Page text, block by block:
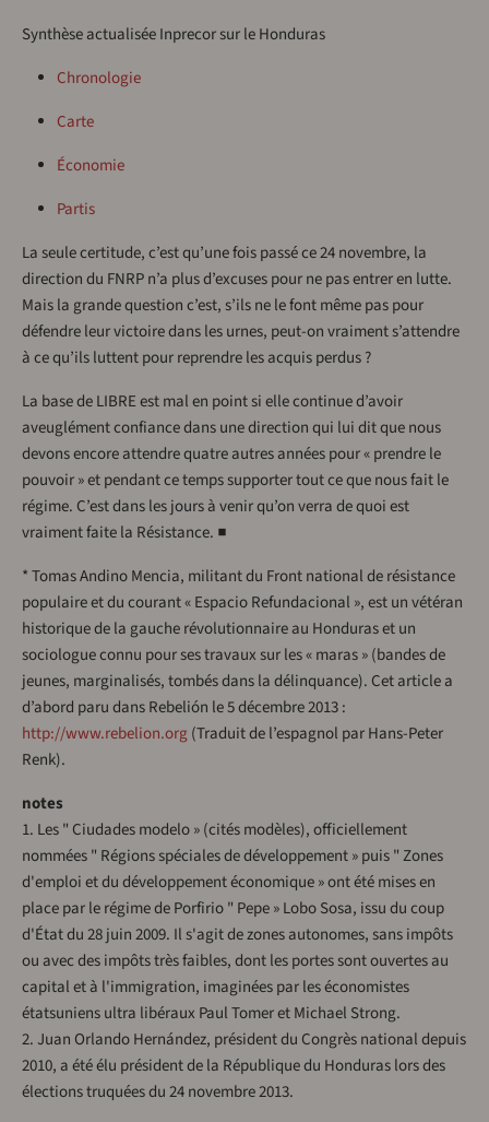
Synthèse actualisée Inprecor sur le Honduras
Chronologie
Carte
Économie
Partis
La seule certitude, c’est qu’une fois passé ce 24 novembre, la
direction du FNRP n’a plus d’excuses pour ne pas entrer en lutte.
Mais la grande question c’est, s’ils ne le font même pas pour
défendre leur victoire dans les urnes, peut-on vraiment s’attendre
à ce qu’ils luttent pour reprendre les acquis perdus ?
La base de LIBRE est mal en point si elle continue d’avoir
aveuglément confiance dans une direction qui lui dit que nous
devons encore attendre quatre autres années pour « prendre le
pouvoir » et pendant ce temps supporter tout ce que nous fait le
régime. C’est dans les jours à venir qu’on verra de quoi est
vraiment faite la Résistance. ■
* Tomas Andino Mencia, militant du Front national de résistance
populaire et du courant « Espacio Refundacional », est un vétéran
historique de la gauche révolutionnaire au Honduras et un
sociologue connu pour ses travaux sur les « maras » (bandes de
jeunes, marginalisés, tombés dans la délinquance). Cet article a
d’abord paru dans Rebelión le 5 décembre 2013 :
http://www.rebelion.org(Traduit de l’espagnol par Hans-Peter
Renk).
notes
1. Les " Ciudades modelo » (cités modèles), officiellement
nommées " Régions spéciales de développement » puis " Zones
d'emploi et du développement économique » ont été mises en
place par le régime de Porfirio " Pepe » Lobo Sosa, issu du coup
d'État du 28 juin 2009. Il s'agit de zones autonomes, sans impôts
ou avec des impôts très faibles, dont les portes sont ouvertes au
capital et à l'immigration, imaginées par les économistes
étatsuniens ultra libéraux Paul Tomer et Michael Strong.
2. Juan Orlando Hernández, président du Congrès national depuis
2010, a été élu président de la République du Honduras lors des
élections truquées du 24 novembre 2013.